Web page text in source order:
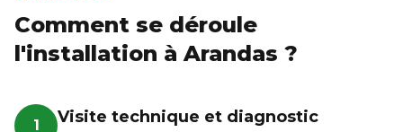
Comment se déroule
l'installation à Arandas ?
1 Visite technique et diagnostic